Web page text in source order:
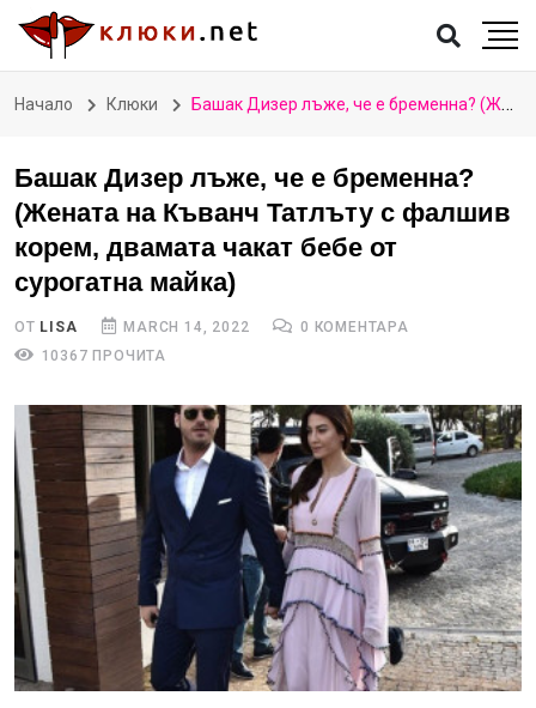
Начало Клюки Башак Дизер лъже, че е бременна? (Жената на Къванч Татлъту с фалшив корем, двамата чакат бебе от сурогатна майка)
Башак Дизер лъже, че е бременна?
(Жената на Къванч Татлъту с фалшив
корем, двамата чакат бебе от
сурогатна майка)
ОТ LISA MARCH 14, 2022
0 КОМЕНТАРА
10367 ПРОЧИТА